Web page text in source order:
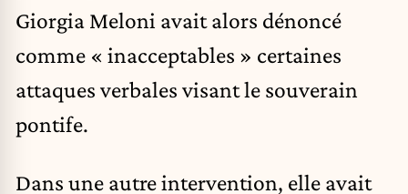
Giorgia Meloni avait alors dénoncé
comme « inacceptables » certaines
attaques verbales visant le souverain
pontife.
Dans une autre intervention, elle avait